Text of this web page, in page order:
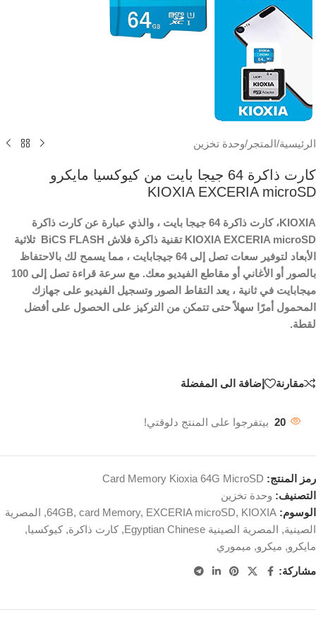
الرئيسية/المتجر /وحدة تخزين
كارت ذاكرة 64 جيجا بايت من كيوكسيا مايكرو
KIOXIA EXCERIA microSD
KIOXIA، كارت ذاكرة 64 جيجا بايت ، والذي عبارة عن كارت ذاكرة
KIOXIA EXCERIA microSD تقنية ذاكرة فلاش BiCS FLASH ثلاثية
الأبعاد لتوفير سعات تصل إلى 64 جيجابايت ، مما يسمح لك بالاحتفاظ
بالصور أو الأغاني أو مقاطع الفيديو معك. مع سرعة قراءة تصل إلى 100
ميجابايت في ثانية ، يعد التقاط الصور وتسجيل الفيديو على جهازك
المحمول أمرًا سهلاً حتى تتمكن من التركيز على الحصول على أفضل
لقطة.
مقارنة إضافة الى المفضلة
20 بيتفرجوا على المنتج دلوقتي!
رمز المنتج: Card Memory Kioxia 64G MicroSD
التصنيف: وحدة تخزين
الوسوم:
64GB, card Memory, EXCERIA microSD, KIOXIA
, المصرية
الصينية, المصرية الصينية Egyptian Chinese , كارت ذاكرة, كيوكسيا,
مايكرو, ميكرو, ميموري
مشاركة: